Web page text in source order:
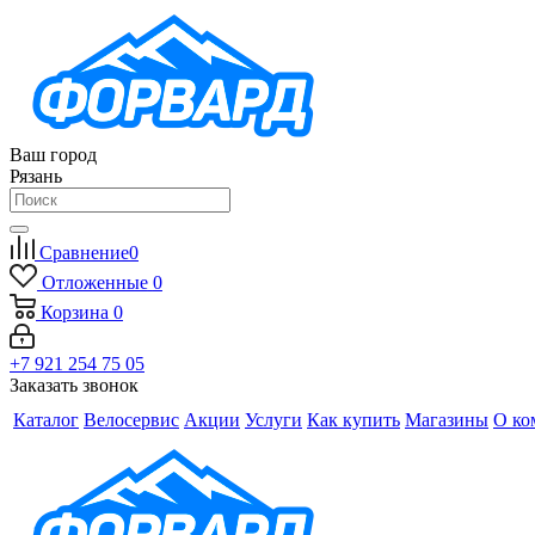
Ваш город
Рязань
Сравнение0
Отложенные 0
Корзина 0
+7 921 254 75 05
Заказать звонок
Каталог Велосервис Акции Услуги Как купить Магазины О